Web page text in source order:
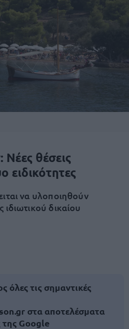
θέσεις
ειδικότητες
να υλοποιηθούν
δικαίου
όλες τις σημαντικές
στα αποτελέσματα
Google